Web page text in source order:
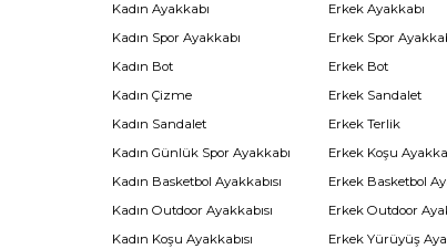
Kadın Ayakkabı
Kadın Spor Ayakkabı
Kadın Bot
Kadın Çizme
Kadın Sandalet
Kadın Günlük Spor Ayakkabı
Kadın Basketbol Ayakkabısı
Kadın Outdoor Ayakkabısı
Kadın Koşu Ayakkabısı
Erkek Ayakkabı
Erkek Spor
Erkek Bot
Erkek Sandalet
Erkek Terlik
Erkek Koşu
Erkek Basketbol
Erkek Outdoor
Erkek Yürüyüş